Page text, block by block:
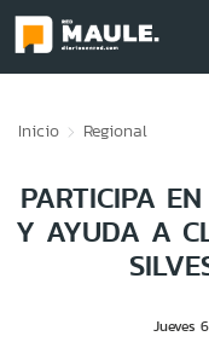
Inicio Regional
PARTICIPA
Y AYUDA A
Jueves